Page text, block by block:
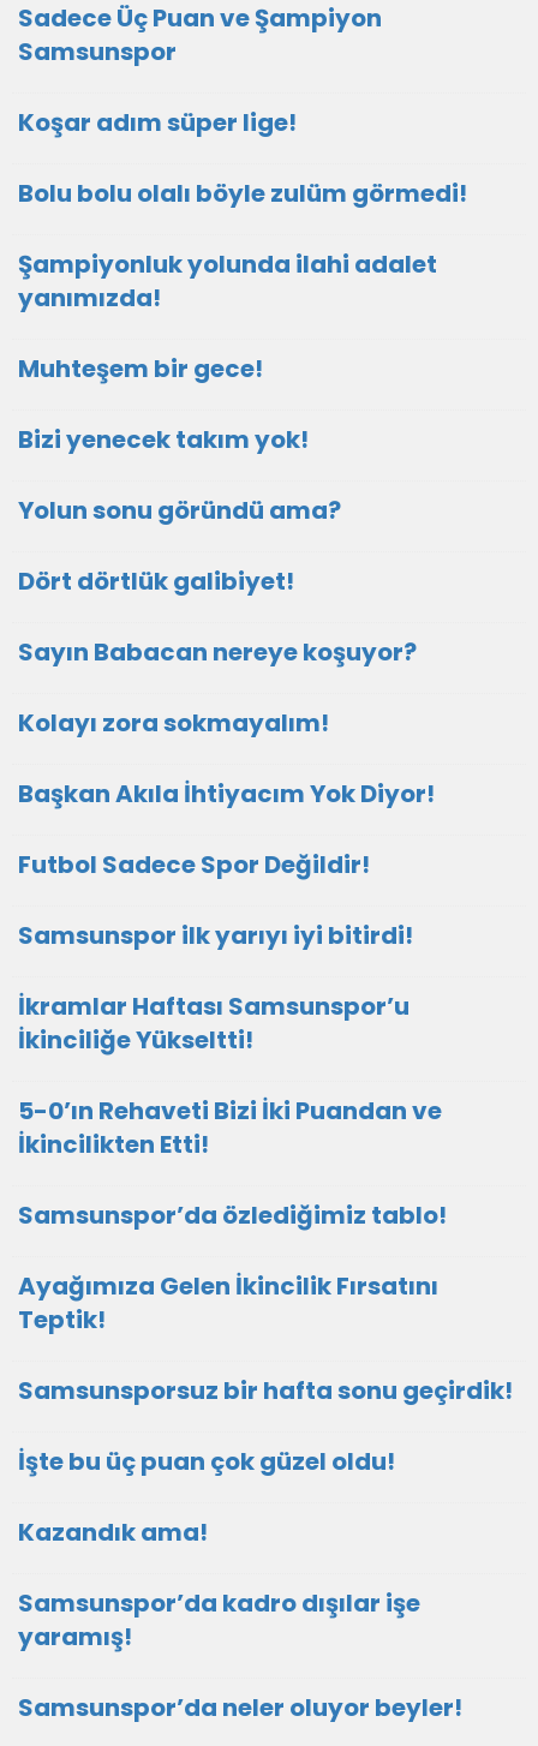
Sadece Üç Puan ve Şampiyon
Samsunspor
Koşar adım süper lige!
Bolu bolu olalı böyle zulüm görmedi!
Şampiyonluk yolunda ilahi adalet
yanımızda!
Muhteşem bir gece!
Bizi yenecek takım yok!
Yolun sonu göründü ama?
Dört dörtlük galibiyet!
Sayın Babacan nereye koşuyor?
Kolayı zora sokmayalım!
Başkan Akıla İhtiyacım Yok Diyor!
Futbol Sadece Spor Değildir!
Samsunspor ilk yarıyı iyi bitirdi!
İkramlar Haftası Samsunspor’u
İkinciliğe Yükseltti!
5-0’ın Rehaveti Bizi İki Puandan ve
İkincilikten Etti!
Samsunspor’da özlediğimiz tablo!
Ayağımıza Gelen İkincilik Fırsatını
Teptik!
Samsunsporsuz bir hafta sonu geçirdik!
İşte bu üç puan çok güzel oldu!
Kazandık ama!
Samsunspor’da kadro dışılar işe
yaramış!
Samsunspor’da neler oluyor beyler!